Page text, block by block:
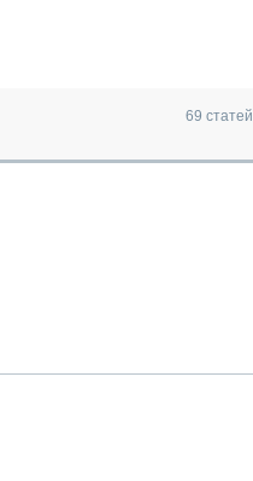
ТРАНСПОРТ
69 статей